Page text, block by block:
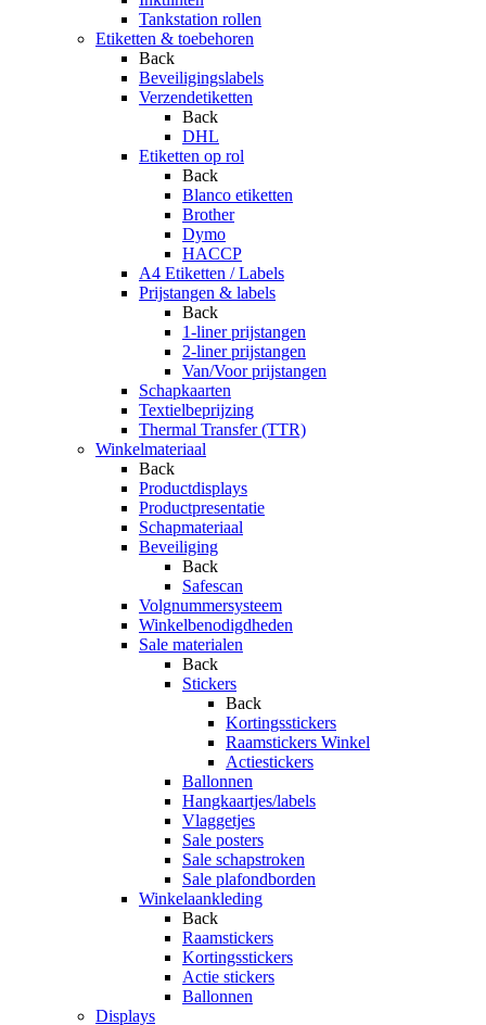
Tankstation rollen
Etiketten & toebehoren
Back
Beveiligingslabels
Verzendetiketten
Back
DHL
Etiketten op rol
Back
Blanco etiketten
Brother
Dymo
HACCP
A4 Etiketten / Labels
Prijstangen & labels
Back
1-liner prijstangen
2-liner prijstangen
Van/Voor prijstangen
Schapkaarten
Textielbeprijzing
Thermal Transfer (TTR)
Winkelmateriaal
Back
Productdisplays
Productpresentatie
Schapmateriaal
Beveiliging
Back
Safescan
Volgnummersysteem
Winkelbenodigdheden
Sale materialen
Back
Stickers
Back
Kortingsstickers
Raamstickers Winkel
Actiestickers
Ballonnen
Hangkaartjes/labels
Vlaggetjes
Sale posters
Sale schapstroken
Sale plafondborden
Winkelaankleding
Back
Raamstickers
Kortingsstickers
Actie stickers
Ballonnen
Displays